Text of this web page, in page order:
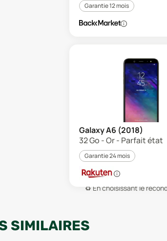
Garantie 12 mois
Galaxy A6 (2018)
32 Go - Or - Parfait état
Garantie 24 mois
♻️ En choisissant le
SIMILAIRES